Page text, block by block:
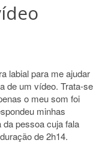
labial para me ajudar
de um vídeo. Trata-se
o meu som foi
minhas
pessoa cuja fala
de 2h14.